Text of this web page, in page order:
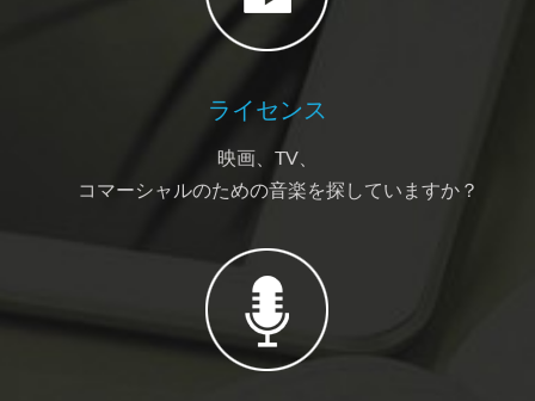
ライセンス
映画、TV、
コマーシャルのための音楽を探していますか？